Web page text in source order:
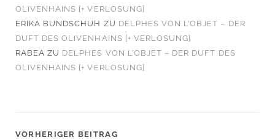
OLIVENHAINS [+ VERLOSUNG]
ERIKA BUNDSCHUH ZU DELPHES VON L’OBJET – DER
DUFT DES OLIVENHAINS [+ VERLOSUNG]
RABEA ZU DELPHES VON L’OBJET – DER DUFT DES
OLIVENHAINS [+ VERLOSUNG]
VORHERIGER BEITRAG